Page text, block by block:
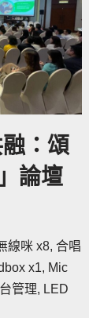
：頌
論壇
線咪 x8, 合唱
x1, Mic
管理, LED